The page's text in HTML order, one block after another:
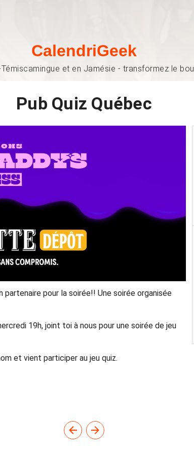
CalendriGeek
et en Jamésie - transformez le
Pub Quiz Québec
partenaire pour la soirée!! Une soirée organisée
19h, joint toi à nous pour une soirée de jeu
et vient participer au jeu quiz.